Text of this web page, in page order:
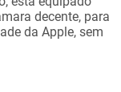
decente, para
da Apple, sem